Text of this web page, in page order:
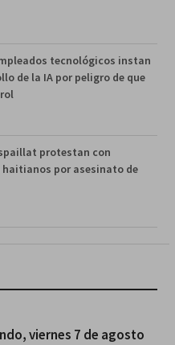
tecnológicos instan
de la IA por peligro de que
protestan con
por asesinato de
viernes 7 de agosto